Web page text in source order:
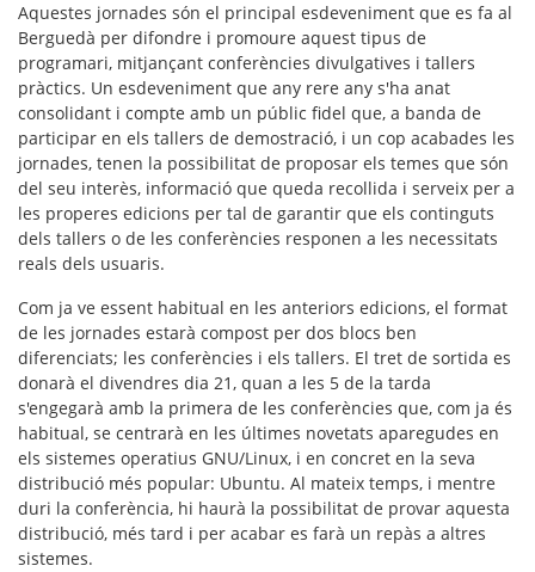
Aquestes jornades són el principal esdeveniment que es fa al
Berguedà per difondre i promoure aquest tipus de
programari, mitjançant conferències divulgatives i tallers
pràctics. Un esdeveniment que any rere any s'ha anat
consolidant i compte amb un públic fidel que, a banda de
participar en els tallers de demostració, i un cop acabades les
jornades, tenen la possibilitat de proposar els temes que són
del seu interès, informació que queda recollida i serveix per a
les properes edicions per tal de garantir que els continguts
dels tallers o de les conferències responen a les necessitats
reals dels usuaris.
Com ja ve essent habitual en les anteriors edicions, el format
de les jornades estarà compost per dos blocs ben
diferenciats; les conferències i els tallers. El tret de sortida es
donarà el divendres dia 21, quan a les 5 de la tarda
s'engegarà amb la primera de les conferències que, com ja és
habitual, se centrarà en les últimes novetats aparegudes en
els sistemes operatius GNU/Linux, i en concret en la seva
distribució més popular: Ubuntu. Al mateix temps, i mentre
duri la conferència, hi haurà la possibilitat de provar aquesta
distribució, més tard i per acabar es farà un repàs a altres
sistemes.